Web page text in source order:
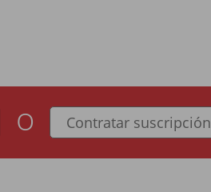
o Contratar suscripción